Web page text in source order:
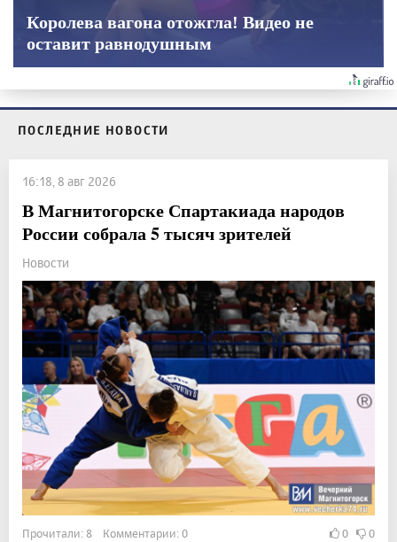
Королева вагона отожгла! Видео не
оставит равнодушным
ПОСЛЕДНИЕ НОВОСТИ
16:18, 8 авг 2026
В Магнитогорске Спартакиада народов
России собрала 5 тысяч зрителей
Новости
Прочитали: 8 Комментарии: 0 0 0